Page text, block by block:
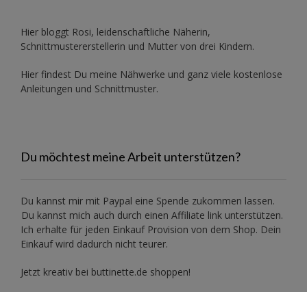
Hier bloggt Rosi, leidenschaftliche Näherin,
Schnittmustererstellerin und Mutter von drei Kindern.
Hier findest Du meine Nähwerke und ganz viele kostenlose
Anleitungen und Schnittmuster.
Du möchtest meine Arbeit unterstützen?
Du kannst mir mit Paypal eine Spende zukommen lassen.
Du kannst mich auch durch einen Affiliate link unterstützen.
Ich erhalte für jeden Einkauf Provision von dem Shop. Dein
Einkauf wird dadurch nicht teurer.
Jetzt kreativ bei buttinette.de shoppen!